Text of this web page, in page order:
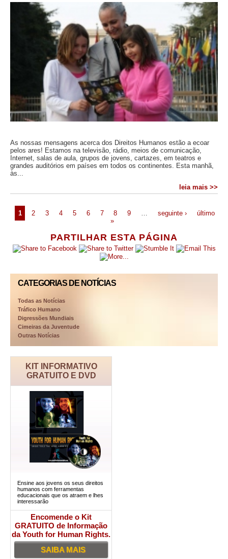
PARTILHAR ESTA PÁGINA
CATEGORIAS DE NOTÍCIAS
Todas as Notícias
Tráfico Humano
Digressões Mundiais
Cimeiras da Juventude
Outras Notícias
KIT INFORMATIVO
GRATUITO E DVD
Ensine aos jovens os seus direitos
humanos com ferramentas
educacionais que os atraem e lhes
interessarão
Encomende o Kit
GRATUITO de Informação
da Youth for Human Rights.
SAIBA MAIS
As nossas mensagens acerca dos Direitos Humanos estão a ecoar
pelos ares! Estamos na televisão, rádio, meios de comunicação,
Internet, salas de aula, grupos de jovens, cartazes, em teatros e
grandes auditórios em países em todos os continentes. Esta manhã,
às...
leia mais >>
1 2 3 4 5 6 7 8 9 … seguinte ›
último
»